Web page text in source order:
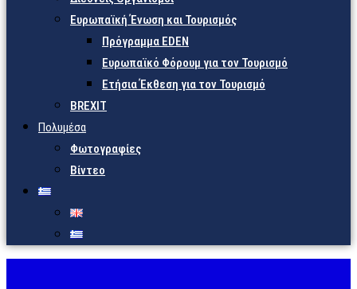
Ευρωπαϊκή Ένωση και Τουρισμός
Πρόγραμμα EDEN
Ευρωπαϊκό Φόρουμ για τον Τουρισμό
Ετήσια Έκθεση για τον Τουρισμό
BREXIT
Πολυμέσα
Φωτογραφίες
Βίντεο